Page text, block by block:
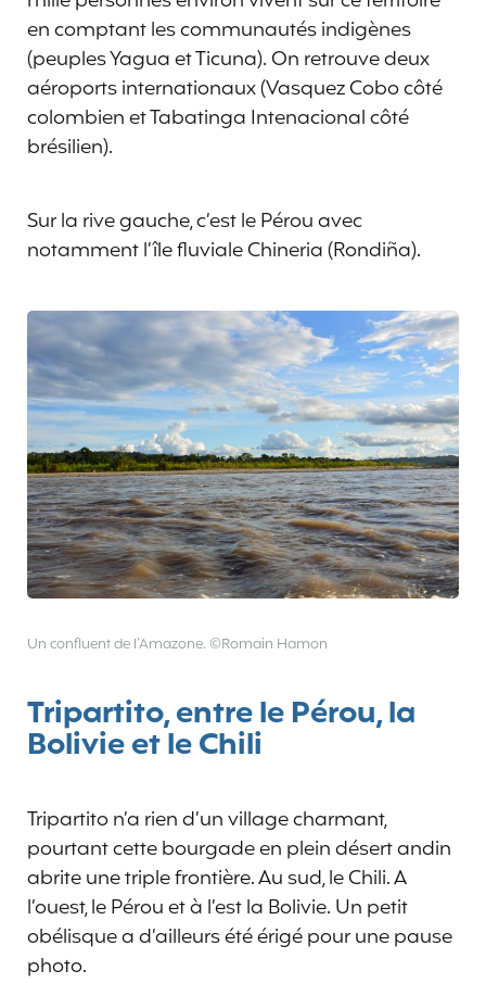
en comptant les communautés indigènes
(peuples Yagua et Ticuna). On retrouve deux
aéroports internationaux (Vasquez Cobo côté
colombien et Tabatinga Intenacional côté
brésilien).
Sur la rive gauche, c’est le Pérou avec
notamment l’île fluviale Chineria (Rondiña).
Un confluent de l’Amazone. ©Romain Hamon
Tripartito, entre le Pérou, la
Bolivie et le Chili
Tripartito n’a rien d’un village charmant,
pourtant cette bourgade en plein désert andin
abrite une triple frontière. Au sud, le Chili. A
l’ouest, le Pérou et à l’est la Bolivie. Un petit
obélisque a d’ailleurs été érigé pour une pause
photo.